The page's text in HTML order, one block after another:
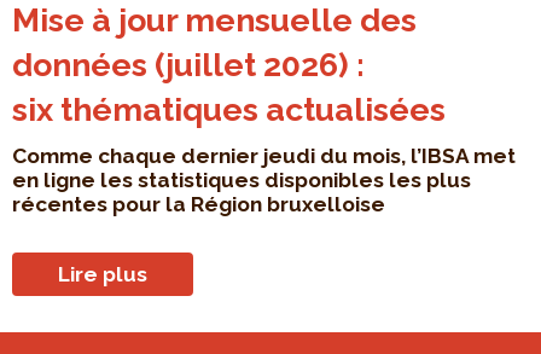
Mise à jour mensuelle des
données (juillet 2026) :
six thématiques actualisées
Comme chaque dernier jeudi du mois, l’IBSA met
en ligne les statistiques disponibles les plus
récentes pour la Région bruxelloise
Lire plus